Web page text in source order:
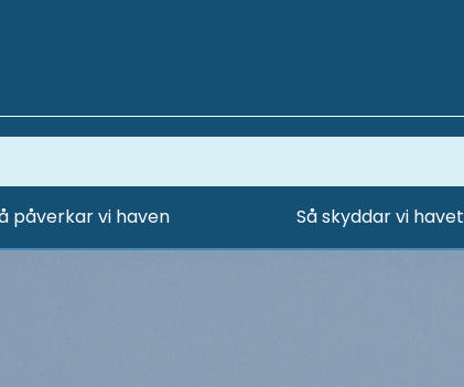
påverkar vi haven Så skyddar vi havet